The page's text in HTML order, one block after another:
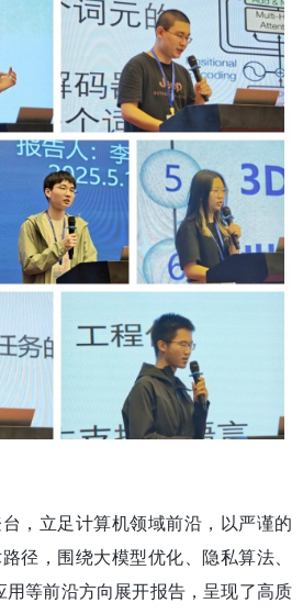
，立足计算机领域前沿，以严谨的
径，围绕大模型优化、隐私算法、
用等前沿方向展开报告，呈现了高质